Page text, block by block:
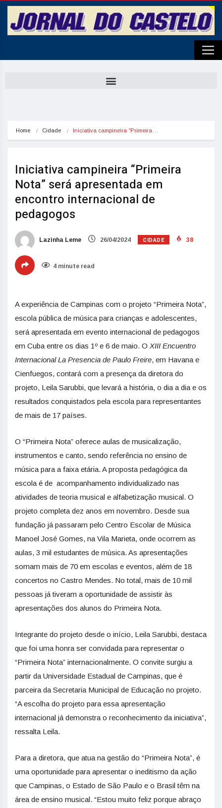
Home Cidade Iniciativa campineira “Primeira…
Iniciativa campineira “Primeira
Nota” será apresentada em
encontro internacional de
pedagogos
Lazinha Leme 26/04/2024 CIDADE 38
4 minute read
A experiência de Campinas com o projeto “Primeira Nota”,
escola pública de música para crianças e adolescentes,
será apresentada em evento internacional de pedagogos
em Cuba entre os dias 1º e 6 de maio. O XIII Encuentro
Internacional La Presencia de Paulo Freire, em Havana e
Cienfuegos, contará com a presença da diretora do
projeto, Leila Sarubbi, que levará a história, o dia a dia e os
resultados conquistados pela escola para representantes
de mais de 17 países.
O “Primeira Nota” oferece aulas de musicalização,
instrumentos e canto, sendo referência no ensino de
música para a faixa etária. A proposta pedagógica da
escola é de acompanhamento individualizado nas
atividades de teoria musical e alfabetização musical. O
projeto completa dez anos em novembro. Desde sua
fundação já passaram pelo Centro Escolar de Música
Manoel José Gomes, na Vila Marieta, onde ocorrem as
aulas, 3 mil estudantes de música. As apresentações
somam mais de 70 em escolas e eventos, além de 18
concertos no Castro Mendes. No total, mais de 10 mil
pessoas já tiveram a oportunidade de assistir às
apresentações dos alunos do Primeira Nota.
Integrante do projeto desde o início, Leila Sarubbi, destaca
que foi uma honra ser convidada para representar o
“Primeira Nota” internacionalmente. O convite surgiu a
partir da Universidade Estadual de Campinas, que é
parceira da Secretaria Municipal de Educação no projeto.
“A escolha do projeto para essa apresentação
internacional já demonstra o reconhecimento da iniciativa”,
ressalta Leila.
Para a diretora, que atua na gestão do “Primeira Nota”, é
uma oportunidade para apresentar o ineditismo da ação
que Campinas, o Estado de São Paulo e o Brasil têm na
área de ensino musical. “Estou muito feliz porque abraço